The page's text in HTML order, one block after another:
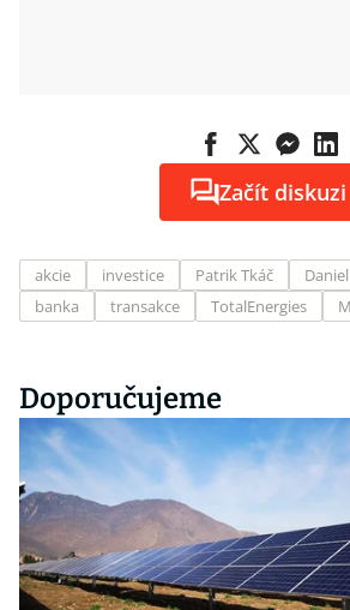
Začít diskuzi
akcie investice Patrik Tkáč
banka
transakce TotalEnergies
Doporučujeme